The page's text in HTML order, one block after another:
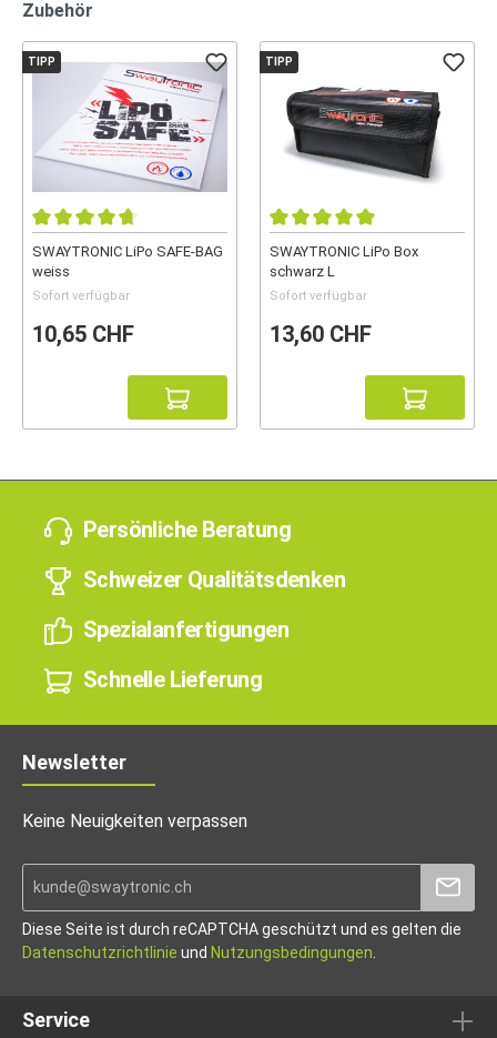
Zubehör
TIPP
SWAYTRONIC LiPo SAFE-BAG
weiss
Sofort verfügbar
10,65 CHF
TIPP
SWAYTRONIC LiPo Box
schwarz L
Sofort verfügbar
13,60 CHF
Persönliche Beratung
Schweizer Qualitätsdenken
Spezialanfertigungen
Schnelle Lieferung
Newsletter
Keine Neuigkeiten verpassen
Diese Seite ist durch reCAPTCHA geschützt und es gelten die
Datenschutzrichtlinie und Nutzungsbedingungen
Service